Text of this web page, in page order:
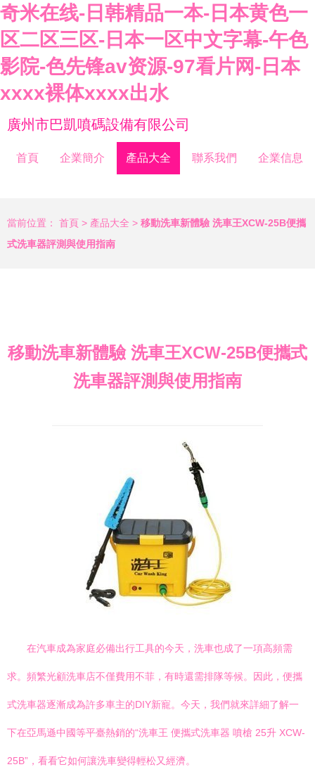
奇米在线-日韩精品一本-日本黄色一
区二区三区-日本一区中文字幕-午色
影院-色先锋av资源-97看片网-日本
xxxx裸体xxxx出水
廣州市巴凱噴碼設備有限公司
首頁 企業簡介 產品大全 聯系我們 企業信息
當前位置： 首頁 > 產品大全 > 移動洗車新體驗 洗車王XCW-25B便攜
式洗車器評測與使用指南
移動洗車新體驗 洗車王XCW-25B便攜式
洗車器評測與使用指南
在汽車成為家庭必備出行工具的今天，洗車也成了一項高頻需
求。頻繁光顧洗車店不僅費用不菲，有時還需排隊等候。因此，便攜
式洗車器逐漸成為許多車主的DIY新寵。今天，我們就來詳細了解一
下在亞馬遜中國等平臺熱銷的“洗車王 便攜式洗車器 噴槍 25升 XCW-
25B”，看看它如何讓洗車變得輕松又經濟。